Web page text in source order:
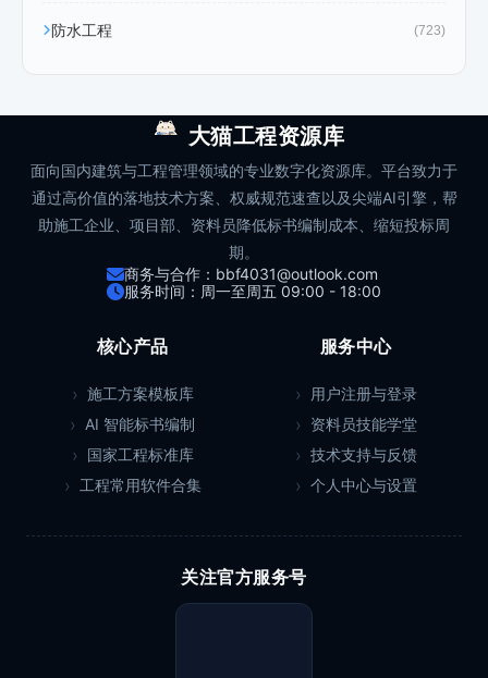
防水工程 (723)
大猫工程资源库
面向国内建筑与工程管理领域的专业数字化资源库。平台致力于
通过高价值的落地技术方案、权威规范速查以及尖端AI引擎，帮
助施工企业、项目部、资料员降低标书编制成本、缩短投标周
期。
商务与合作：bbf4031@outlook.com
服务时间：周一至周五 09:00 - 18:00
核心产品
施工方案模板库
AI 智能标书编制
国家工程标准库
工程常用软件合集
服务中心
用户注册与登录
资料员技能学堂
技术支持与反馈
个人中心与设置
关注官方服务号